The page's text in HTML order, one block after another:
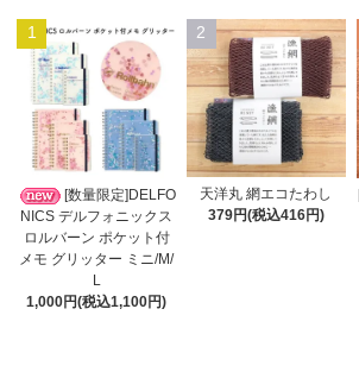
1
[数量限定]DELFO
NICS デルフォニックス
ロルバーン ポケット付
メモ グリッター ミニ/M/
L
1,000円(税込1,100円)
2
天洋丸 網エコたわし
379円(税込416円)